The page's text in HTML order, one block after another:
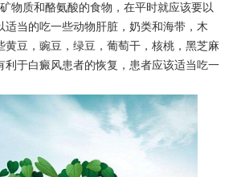
物质和酪氨酸的食物，在平时就应该要以
适当的吃一些动物肝脏，奶类和海带，木
黄豆，豌豆，绿豆，葡萄干，核桃，黑芝麻
利于白癜风患者的恢复，患者应该适当吃一